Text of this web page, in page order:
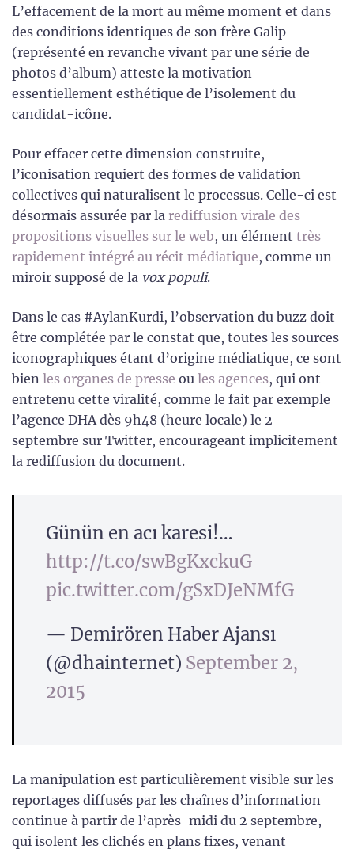
L’effacement de la mort au même moment et dans
des conditions identiques de son frère Galip
(représenté en revanche vivant par une série de
photos d’album) atteste la motivation
essentiellement esthétique de l’isolement du
candidat-icône.
Pour effacer cette dimension construite,
l’iconisation requiert des formes de validation
collectives qui naturalisent le processus. Celle-ci est
désormais assurée par la rediffusion virale des
propositions visuelles sur le web, un élément très
rapidement intégré au récit médiatique, comme un
miroir supposé de la vox populi.
Dans le cas #AylanKurdi, l’observation du buzz doit
être complétée par le constat que, toutes les sources
iconographiques étant d’origine médiatique, ce sont
bien les organes de presse ou les agences, qui ont
entretenu cette viralité, comme le fait par exemple
l’agence DHA dès 9h48 (heure locale) le 2
septembre sur Twitter, encourageant implicitement
la rediffusion du document.
Günün en acı karesi!…
http://t.co/swBgKxckuG
pic.twitter.com/gSxDJeNMfG
— Demirören Haber Ajansı
(@dhainternet) September 2,
2015
La manipulation est particulièrement visible sur les
reportages diffusés par les chaînes d’information
continue à partir de l’après-midi du 2 septembre,
qui isolent les clichés en plans fixes, venant